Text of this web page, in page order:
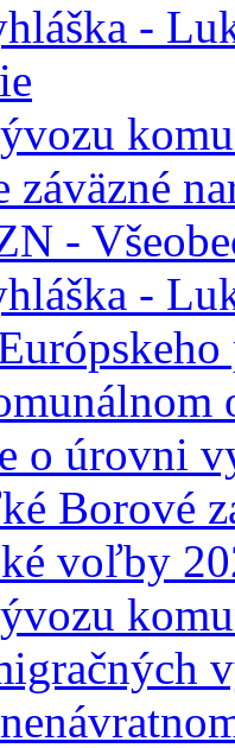
-
záväzné
-
-
o úrovni
Borové
voľby